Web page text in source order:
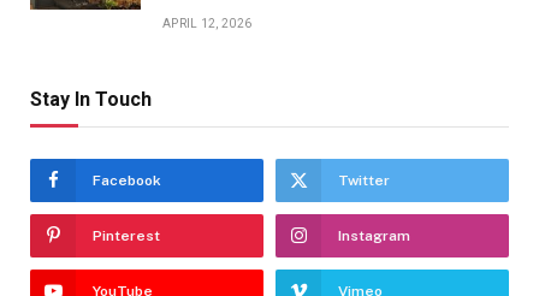
APRIL 12, 2026
Stay In Touch
Facebook Twitter
Pinterest Instagram
YouTube Vimeo